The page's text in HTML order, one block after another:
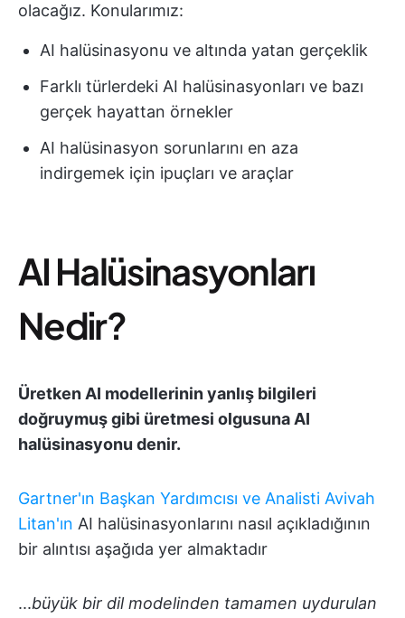
olacağız. Konularımız:
AI halüsinasyonu ve altında yatan gerçeklik
Farklı türlerdeki AI halüsinasyonları ve bazı
gerçek hayattan örnekler
AI halüsinasyon sorunlarını en aza
indirgemek için ipuçları ve araçlar
AI Halüsinasyonları
Nedir?
Üretken AI modellerinin yanlış bilgileri
doğruymuş gibi üretmesi olgusuna AI
halüsinasyonu denir.
Gartner'ın Başkan Yardımcısı ve Analisti Avivah
Litan'ın AI halüsinasyonlarını nasıl açıkladığının
bir alıntısı aşağıda yer almaktadır
...büyük bir dil modelinden tamamen uydurulan